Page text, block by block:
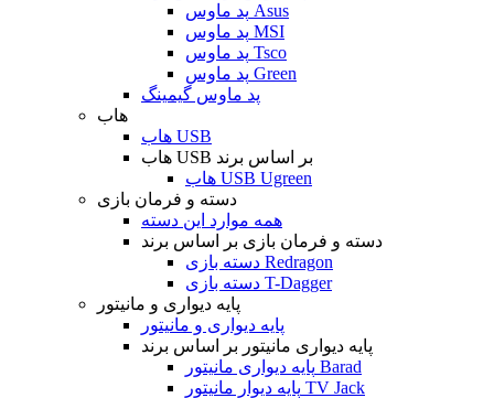
پد ماوس Asus
پد ماوس MSI
پد ماوس Tsco
پد ماوس Green
پد ماوس گیمینگ
هاب
هاب USB
هاب USB بر اساس برند
هاب USB Ugreen
دسته و فرمان بازی
همه موارد این دسته
دسته و فرمان بازی بر اساس برند
دسته بازی Redragon
دسته بازی T-Dagger
پایه دیواری و مانیتور
پایه دیواری و مانیتور
پایه دیواری مانیتور بر اساس برند
پایه دیواری مانیتور Barad
پایه دیوار مانیتور TV Jack